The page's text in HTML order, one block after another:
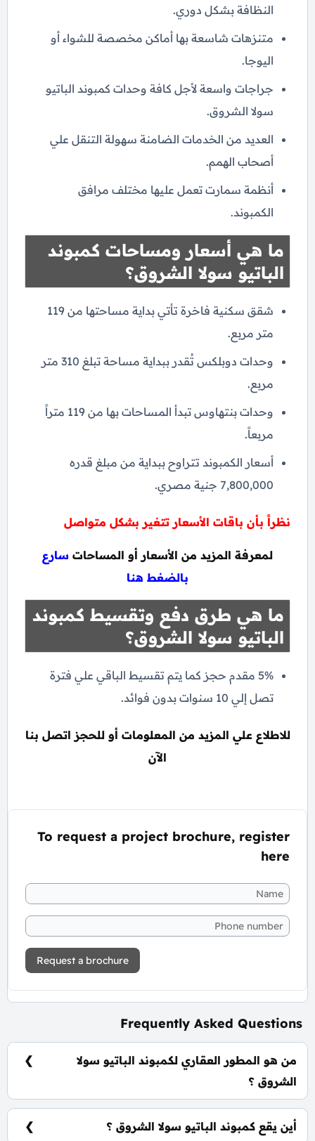
النظافة بشكل دوري.
متنزهات شاسعة بها أماكن مخصصة للشواء أو
اليوجا.
جراجات واسعة لأجل كافة وحدات كمبوند الباتيو
سولا الشروق.
العديد من الخدمات الضامنة سهولة التنقل علي
أصحاب الهمم.
أنظمة سمارت تعمل عليها مختلف مرافق
الكمبوند.
ما هي أسعار ومساحات كمبوند
الباتيو سولا الشروق؟
شقق سكنية فاخرة تأتي بداية مساحتها من 119
متر مربع.
وحدات دوبلكس تُقدر ببداية مساحة تبلغ 310 متر
مربع.
وحدات بنتهاوس تبدأ المساحات بها من 119 متراً
مربعاً.
أسعار الكمبوند تتراوح ببداية من مبلغ قدره
7,800,000 جنية مصري.
نظراً بأن باقات الأسعار تتغير بشكل متواصل
لمعرفة المزيد من الأسعار أو المساحات سارع
بالضغط هنا
ما هي طرق دفع وتقسيط كمبوند
الباتيو سولا الشروق؟
5% مقدم حجز كما يتم تقسيط الباقي علي فترة
تصل إلي 10 سنوات بدون فوائد.
للاطلاع علي المزيد من المعلومات أو للحجز اتصل بنا
الآن
To request a project brochure, register
here
Request a brochure
Frequently Asked Questions
من هو المطور العقاري لكمبوند الباتيو سولا
الشروق ؟
شركة لافيستا للتطوير العقاري La Vista Developments.
أين يقع كمبوند الباتيو سولا الشروق ؟